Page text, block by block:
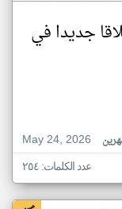
جديدا في
May 24, 2026
عدد الكلمات: ٢٥٤